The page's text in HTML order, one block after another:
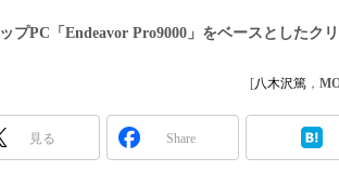
EdgeTech+
組み込み画像技術
車載ソフト開発
ISO26262
プPC「Endeavor Pro9000」をベースとしたク
[八木沢篤 ，
見る Share